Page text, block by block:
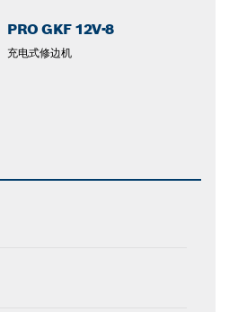
PRO GKF 12V-8
充电式修边机